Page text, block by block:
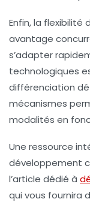
Enfin, la
avantage
s’adapter
technologiques
différenciation
mécanismes
modalités en
Une ressource
développement
l’article dédié à
qui vous fournira